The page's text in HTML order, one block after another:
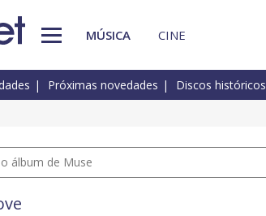
MÚSICA CINE
Próximas novedades Discos históricos
álbum de Muse